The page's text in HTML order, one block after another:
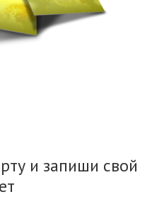
и запиши свой